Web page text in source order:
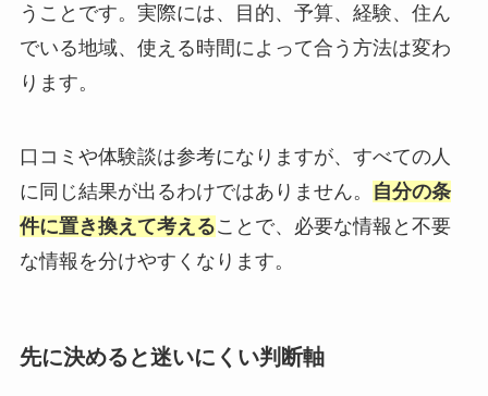
うことです。実際には、目的、予算、経験、住ん
でいる地域、使える時間によって合う方法は変わ
ります。
口コミや体験談は参考になりますが、すべての人
に同じ結果が出るわけではありません。
自分の条
件に置き換えて考えることで、必要な情報と不要
な情報を分けやすくなります。
先に決めると迷いにくい判断軸